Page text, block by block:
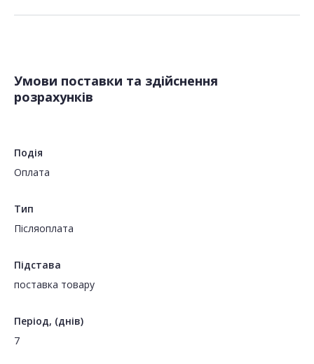
Умови поставки та здійснення
розрахунків
Подія
Оплата
Тип
Пiсляоплата
Підстава
поставка товару
Період, (днів)
7